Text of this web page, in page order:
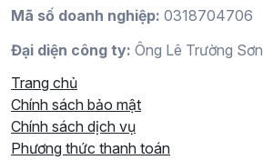
Mã số doanh nghiệp: 0318704706
Đại diện công ty: Ông Lê Trường Sơn
Trang chủ
Chính sách bảo mật
Chính sách dịch vụ
Phương thức thanh toán